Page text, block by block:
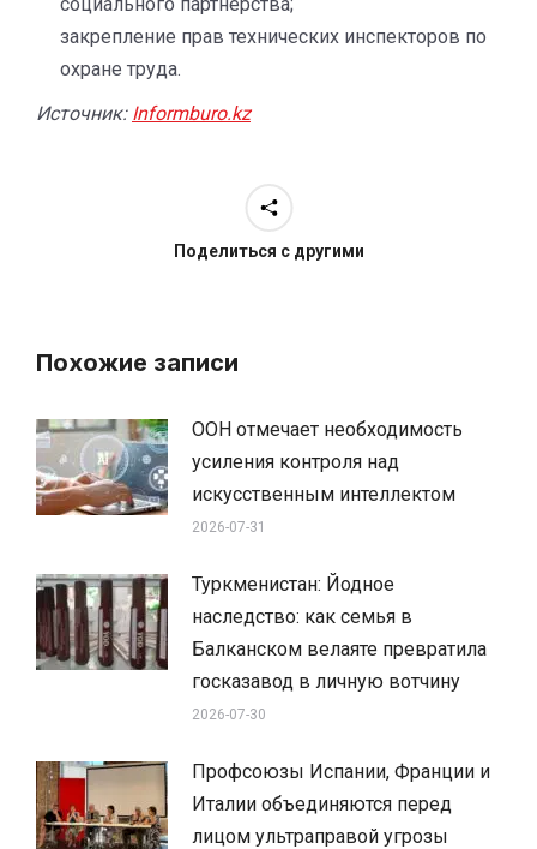
закрепление прав технических инспекторов по
охране труда.
Источник: Informburo.kz
Поделиться с другими
Похожие записи
ООН отмечает необходимость
усиления контроля над
искусственным интеллектом
2026-07-31
Туркменистан: Йодное
наследство: как семья в
Балканском велаяте превратила
госказавод в личную вотчину
2026-07-30
Профсоюзы Испании, Франции и
Италии объединяются перед
лицом ультраправой угрозы